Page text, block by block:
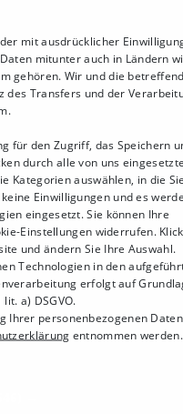
ist
mit ausdrücklicher
mitunter auch in Ländern
gehören. Wir und die
des Transfers und der
für den Zugriff, das Speichern
durch alle von uns
Kategorien auswählen, in die Sie
Einwilligungen und es
eingesetzt. Sie können Ihre
Einstellungen widerrufen.
und ändern Sie Ihre Auswahl.
Technologien in den
erfolgt auf
a) DSGVO.
Ihrer personenbezogenen Daten
entnommen werden.